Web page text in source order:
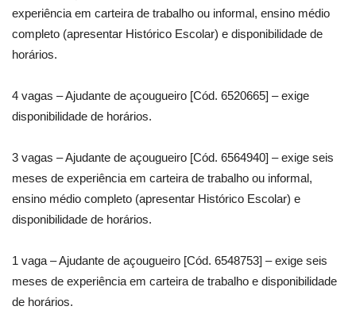
experiência em carteira de trabalho ou informal, ensino médio
completo (apresentar Histórico Escolar) e disponibilidade de
horários.
4 vagas – Ajudante de açougueiro [Cód. 6520665] – exige
disponibilidade de horários.
3 vagas – Ajudante de açougueiro [Cód. 6564940] – exige seis
meses de experiência em carteira de trabalho ou informal,
ensino médio completo (apresentar Histórico Escolar) e
disponibilidade de horários.
1 vaga – Ajudante de açougueiro [Cód. 6548753] – exige seis
meses de experiência em carteira de trabalho e disponibilidade
de horários.